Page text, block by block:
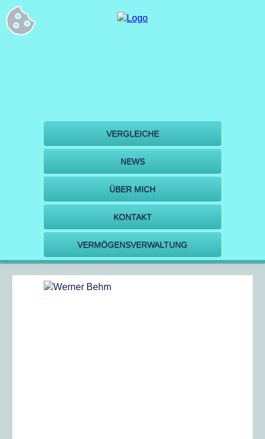
VERGLEICHE
NEWS
ÜBER MICH
KONTAKT
VERMÖGENSVERWALTUNG